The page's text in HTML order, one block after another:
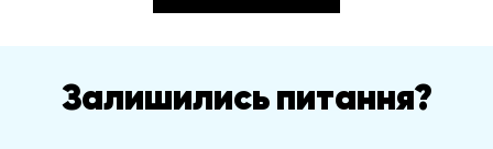
Залишились питання?